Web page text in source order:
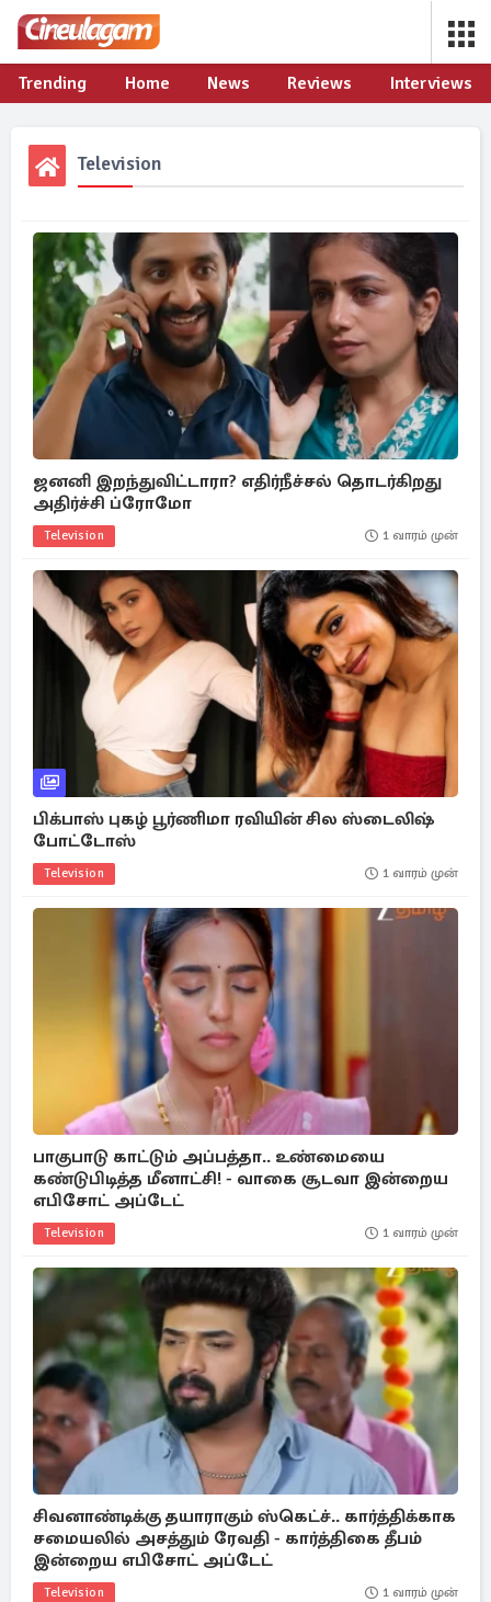
Trending Home News Reviews Interviews
Television
ஜனனி இறந்துவிட்டாரா? எதிர்நீச்சல் தொடர்கிறது
அதிர்ச்சி ப்ரோமோ
Television 1 வாரம் முன்
பிக்பாஸ் புகழ் பூர்ணிமா ரவியின் சில ஸ்டைலிஷ்
போட்டோஸ்
Television 1 வாரம் முன்
பாகுபாடு காட்டும் அப்பத்தா.. உண்மையை
கண்டுபிடித்த மீனாட்சி! - வாகை சூடவா இன்றைய
எபிசோட் அப்டேட்
Television 1 வாரம் முன்
சிவனாண்டிக்கு தயாராகும் ஸ்கெட்ச்.. கார்த்திக்காக
சமையலில் அசத்தும் ரேவதி - கார்த்திகை தீபம்
இன்றைய எபிசோட் அப்டேட்
Television 1 வாரம் முன்